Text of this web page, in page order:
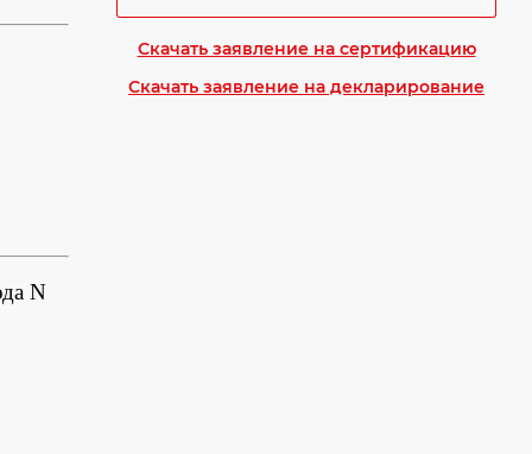
N
Скачать заявление на сертификацию
Скачать заявление на декларирование